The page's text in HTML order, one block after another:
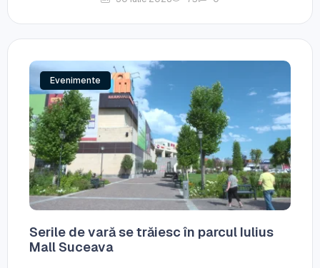
Evenimente
Serile de vară se trăiesc în parcul Iulius
Mall Suceava